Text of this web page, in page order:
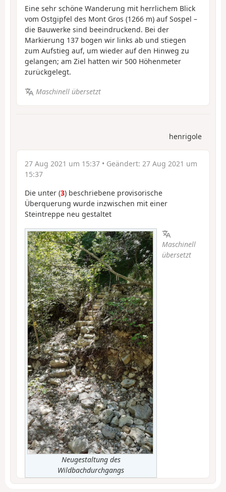
Eine sehr schöne Wanderung mit herrlichem Blick
vom Ostgipfel des Mont Gros (1266 m) auf Sospel –
die Bauwerke sind beeindruckend. Bei der
Markierung 137 bogen wir links ab und stiegen
zum Aufstieg auf, um wieder auf den Hinweg zu
gelangen; am Ziel hatten wir 500 Höhenmeter
zurückgelegt.
Maschinell übersetzt
henrigole
27 Aug 2021 um 15:37 • Geändert: 27 Aug 2021 um
15:37
Die unter (3) beschriebene provisorische
Überquerung wurde inzwischen mit einer
Steintreppe neu gestaltet
Neugestaltung des
Wildbachdurchgangs
Maschinell
übersetzt